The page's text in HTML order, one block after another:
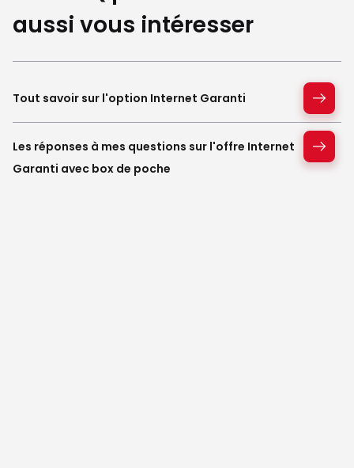
aussi vous intéresser
Tout savoir sur l'option Internet Garanti
Les réponses à mes questions sur l'offre Internet
Garanti avec box de poche